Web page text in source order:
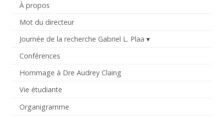
À propos
Mot du directeur
Journée de la recherche Gabriel L. Plaa
Conférences
Hommage à Dre Audrey Claing
Vie étudiante
Organigramme